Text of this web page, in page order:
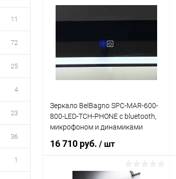
11
72
25
4
23
36
1
В корзину
Зеркало BelBagno SPC-MAR-600-
800-LED-TCH-PHONE с bluetooth,
микрофоном и динамиками
16 710 руб. / шт